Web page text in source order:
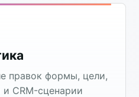
правок формы, цели,
CRM-сценарии